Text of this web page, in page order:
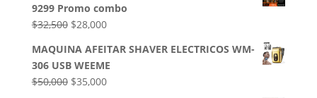
9299 Promo combo
$32,500 El
original
era:
$32,500.
$28,000El
actual
es:
$28,000.
MAQUINA AFEITAR SHAVER ELECTRICOS WM-
306 USB WEEME
$50,000 El
$35,000El